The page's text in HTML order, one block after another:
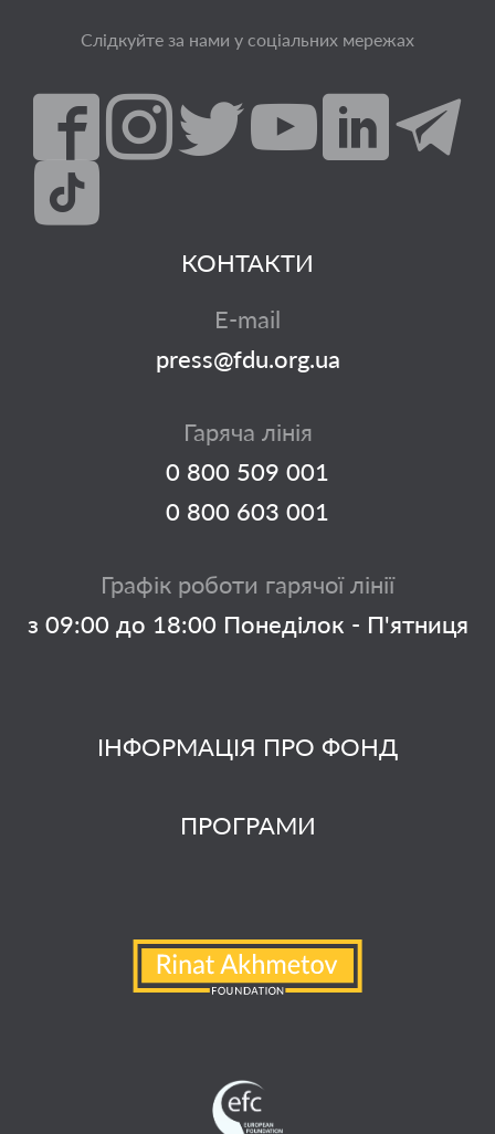
Слідкуйте за нами у соціальних мережах
ІНФОРМАЦІЯ ПРО ФОНД
ПРОГРАМИ
КОНТАКТИ
E-mail
press@fdu.org.ua
Гаряча лінія
0 800 509 001
0 800 603 001
Графік роботи гарячої лінії
з 09:00 до 18:00 Понеділок - П'ятниця